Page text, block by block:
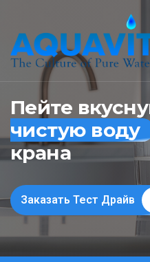
Пейте
чистую воду
крана
Заказать Тест Драйв